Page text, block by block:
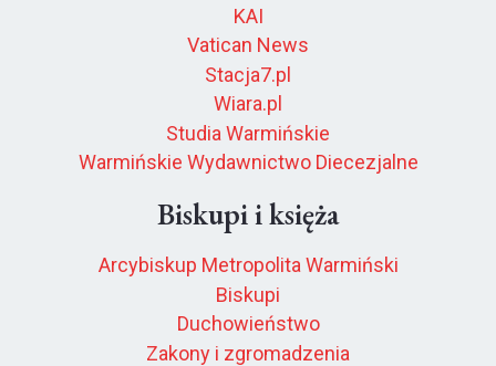
KAI
Vatican News
Stacja7.pl
Wiara.pl
Studia Warmińskie
Warmińskie Wydawnictwo Diecezjalne
Biskupi i księża
Arcybiskup Metropolita Warmiński
Biskupi
Duchowieństwo
Zakony i zgromadzenia